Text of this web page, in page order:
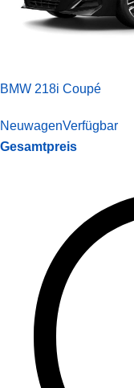
BMW 218i Coupé
NeuwagenVerfügbar
Gesamtpreis